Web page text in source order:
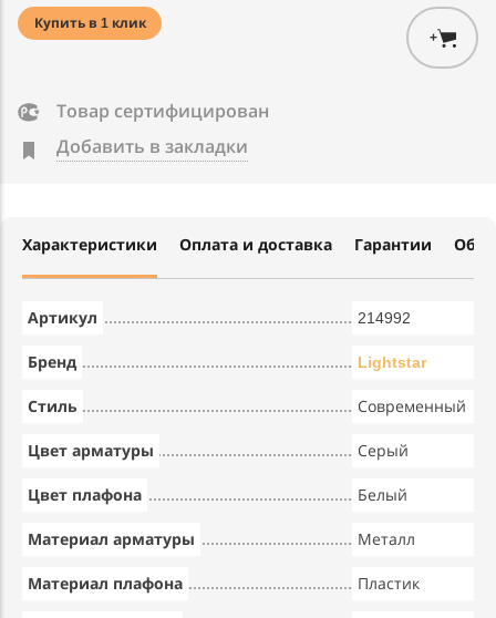
+
Купить в 1 клик
Товар сертифицирован
Добавить в закладки
Характеристики Оплата и доставка Гарантии
Артикул 214992
Бренд Lightstar
Стиль Современный
Цвет арматуры Серый
Цвет плафона Белый
Материал арматуры Металл
Материал плафона Пластик